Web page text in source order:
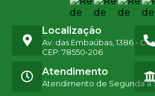
Localização
Av. das Embaúbas, 1386 -
CEP: 78550-206
Atendimento
Atendimento de Segunda a